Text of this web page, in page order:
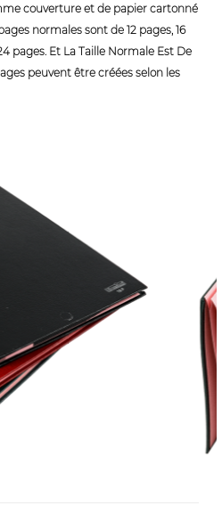
couverture et de papier cartonné
normales sont de 12 pages, 16
pages. Et La Taille Normale Est De
peuvent être créées selon les